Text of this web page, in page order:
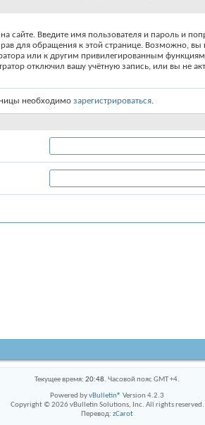
сайте. Введите имя пользователя и пароль и
для обращения к этой странице. Возможно, вы
или к другим привилегированным
отключил вашу учётную запись, или вы не
необходимо зарегистрироваться.
Текущее время: 20:48. Часовой пояс GMT +4.
Powered byvBulletin® Version 4.2.3
Copyright © 2026 vBulletin Solutions, Inc. All rights reserved.
Перевод: zCarot